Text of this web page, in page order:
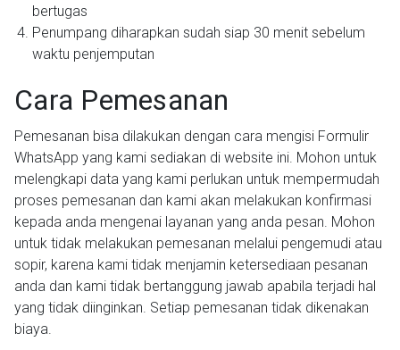
bertugas
Penumpang diharapkan sudah siap 30 menit sebelum
waktu penjemputan
Cara Pemesanan
Pemesanan bisa dilakukan dengan cara mengisi Formulir
WhatsApp yang kami sediakan di website ini. Mohon untuk
melengkapi data yang kami perlukan untuk mempermudah
proses pemesanan dan kami akan melakukan konfirmasi
kepada anda mengenai layanan yang anda pesan. Mohon
untuk tidak melakukan pemesanan melalui pengemudi atau
sopir, karena kami tidak menjamin ketersediaan pesanan
anda dan kami tidak bertanggung jawab apabila terjadi hal
yang tidak diinginkan. Setiap pemesanan tidak dikenakan
biaya.